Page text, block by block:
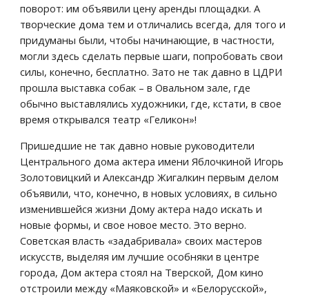
поворот: им объявили цену аренды площадки. А
творческие дома тем и отличались всегда, для того и
придуманы были, чтобы начинающие, в частности,
могли здесь сделать первые шаги, попробовать свои
силы, конечно, бесплатно. Зато не так давно в ЦДРИ
прошла выставка собак – в Овальном зале, где
обычно выставлялись художники, где, кстати, в свое
время открывался театр «Геликон»!
Пришедшие не так давно новые руководители
Центрального дома актера имени Яблочкиной Игорь
Золотовицкий и Александр Жигалкин первым делом
объявили, что, конечно, в новых условиях, в сильно
изменившейся жизни Дому актера надо искать и
новые формы, и свое новое место. Это верно.
Советская власть «задабривала» своих мастеров
искусств, выделяя им лучшие особняки в центре
города, Дом актера стоял на Тверской, Дом кино
отстроили между «Маяковской» и «Белорусской»,